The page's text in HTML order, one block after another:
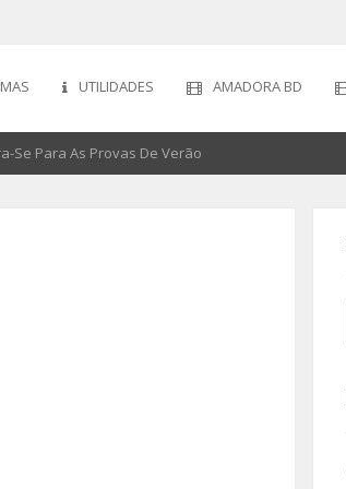
UTILIDADES AMADORA BD
Se Para As Provas De Verão